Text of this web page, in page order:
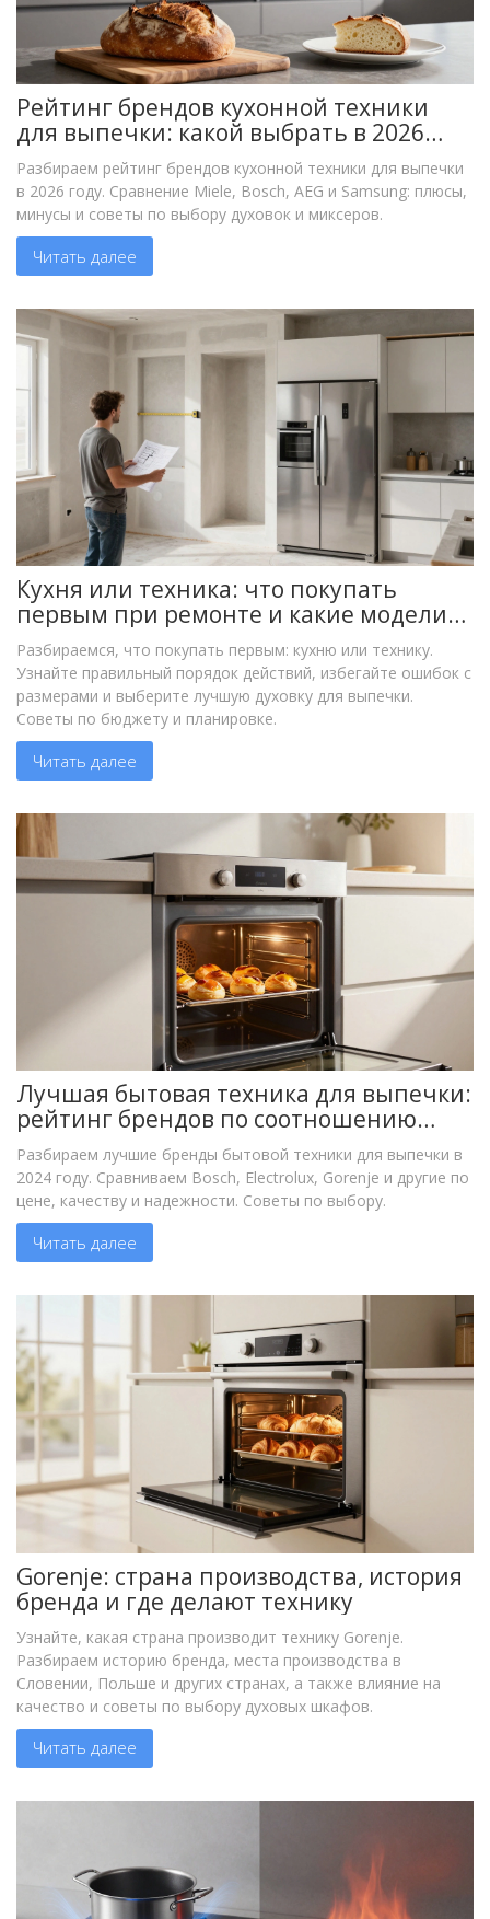
Рейтинг брендов кухонной техники
для выпечки: какой выбрать в 2026
году
Разбираем рейтинг брендов кухонной техники для выпечки
в 2026 году. Сравнение Miele, Bosch, AEG и Samsung: плюсы,
минусы и советы по выбору духовок и миксеров.
Читать далее
Кухня или техника: что покупать
первым при ремонте и какие модели
выбрать для выпечки
Разбираемся, что покупать первым: кухню или технику.
Узнайте правильный порядок действий, избегайте ошибок с
размерами и выберите лучшую духовку для выпечки.
Советы по бюджету и планировке.
Читать далее
Лучшая бытовая техника для выпечки:
рейтинг брендов по соотношению
цены и качества
Разбираем лучшие бренды бытовой техники для выпечки в
2024 году. Сравниваем Bosch, Electrolux, Gorenje и другие по
цене, качеству и надежности. Советы по выбору.
Читать далее
Gorenje: страна производства, история
бренда и где делают технику
Узнайте, какая страна производит технику Gorenje.
Разбираем историю бренда, места производства в
Словении, Польше и других странах, а также влияние на
качество и советы по выбору духовых шкафов.
Читать далее